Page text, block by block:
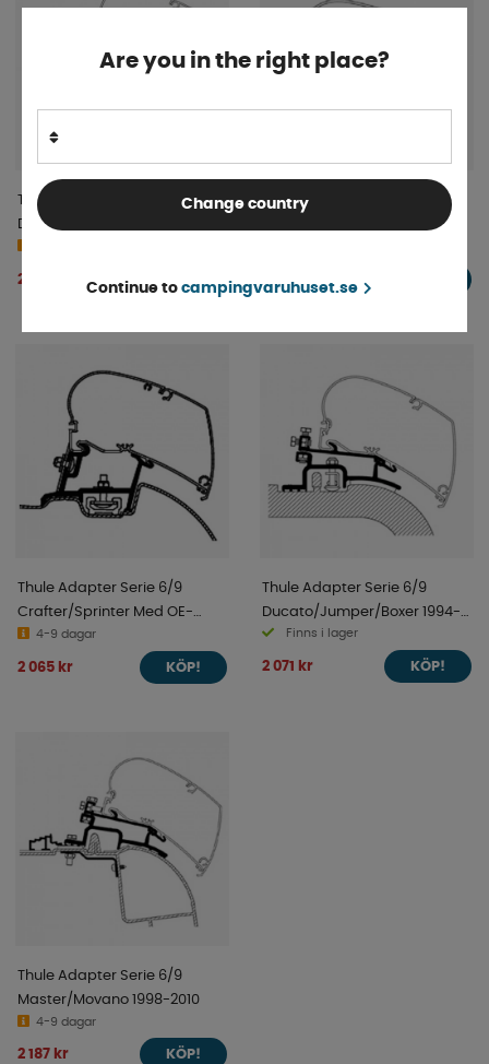
Thule Adapter Serie 6/9
Ducato/Jumper/Boxer
2 905 kr KÖP!
Thule Adapter Flat Roof Serie
3 875 kr
Thule Adapter Serie 6/9
Crafter/Sprinter Med OE-
Track 2007-2016
4-9 dagar
2 065 kr KÖP!
Thule Adapter Serie 6/9
Ducato/Jumper/Boxer 1994-
2006Finns i lager
2 071 kr KÖP!
Thule Adapter Serie 6/9
Master/Movano 1998-2010
4-9 dagar
2 187 kr KÖP!
Are you in the right place?
Change country
Continue to campingvaruhuset.se